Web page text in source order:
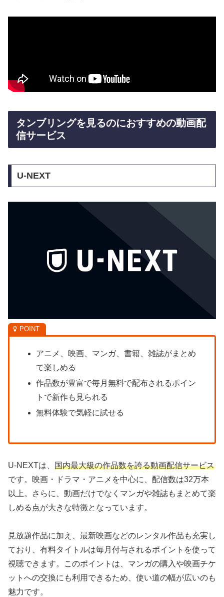
タンブリングを見るのにおすすめの動画配
信サービス
U-NEXT
アニメ、映画、マンガ、書籍、雑誌がまとめ
て楽しめる
作品数が豊富で毎月無料で配布されるポイン
トで新作も見られる
無料体験で気軽に試せる
U-NEXTは、 国内最大級の作品数を誇る動画配信サービス
です。映画・ドラマ・アニメを中心に、配信数は32万本
以上。さらに、動画だけでなくマンガや雑誌もまとめて楽
しめる点が大きな特徴となっています。
見放題作品に加え、最新映画などのレンタル作品も充実し
ており、有料タイトルは毎月付与されるポイントを使って
視聴できます。このポイントは、マンガの購入や映画チケ
ットへの交換にも利用できるため、使い道の幅が広いのも
魅力です。